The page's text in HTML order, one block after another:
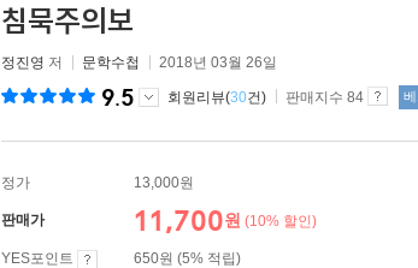
침묵주의보
정진영 저 문학수첩 2018년 03월 26일
9.5 회원리뷰(30건) 판매지수 84
정가 13,000원
판매가 11,700원 (10% 할인)
YES포인트
650원 (5% 적립)